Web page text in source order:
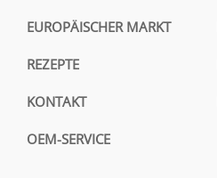
EUROPÄISCHER MARKT
REZEPTE
KONTAKT
OEM-SERVICE